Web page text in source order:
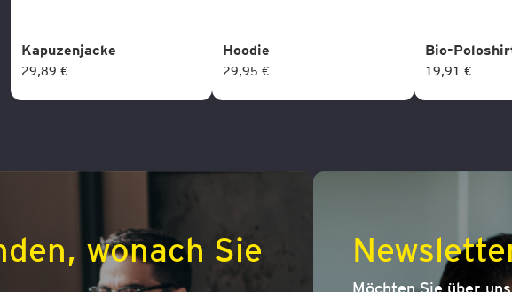
Kapuzenjacke
29,89 €
Hoodie
29,95 €
Bio-
19,91 €
wonach Sie
Möchten Sie über